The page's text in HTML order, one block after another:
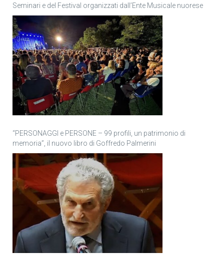
Seminari e del Festival organizzati dall’Ente Musicale nuorese
“PERSONAGGI e PERSONE – 99 profili, un patrimonio di
memoria”, il nuovo libro di Goffredo Palmerini